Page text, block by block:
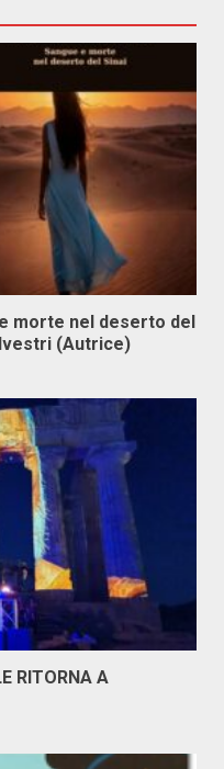
morte nel deserto del
(Autrice)
RITORNA A